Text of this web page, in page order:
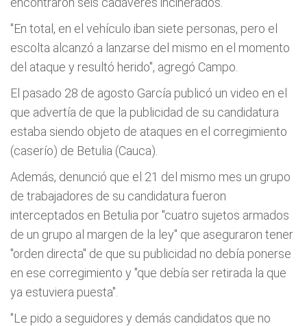
"En total, en el vehículo iban siete personas, pero el
escolta alcanzó a lanzarse del mismo en el momento
del ataque y resultó herido", agregó Campo.
El pasado 28 de agosto García publicó un video en el
que advertía de que la publicidad de su candidatura
estaba siendo objeto de ataques en el corregimiento
(caserío) de Betulia (Cauca).
Además, denunció que el 21 del mismo mes un grupo
de trabajadores de su candidatura fueron
interceptados en Betulia por "cuatro sujetos armados
de un grupo al margen de la ley" que aseguraron tener
"orden directa" de que su publicidad no debía ponerse
en ese corregimiento y "que debía ser retirada la que
ya estuviera puesta".
"Le pido a seguidores y demás candidatos que no